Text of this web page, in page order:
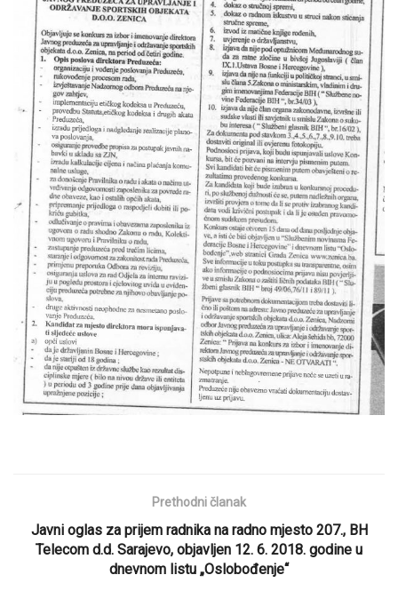
Prethodni članak
Javni oglas za prijem radnika na radno mjesto 207., BH
Telecom d.d. Sarajevo, objavljen 12. 6. 2018. godine u
dnevnom listu „Oslobođenje“